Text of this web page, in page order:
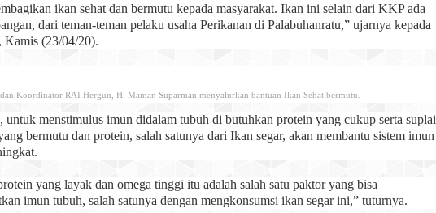
ikan sehat dan bermutu kepada masyarakat. Ikan ini selain dari KKP ada
dari teman-teman pelaku usaha Perikanan di Palabuhanratu,” ujarnya kepada
Kamis (23/04/20).
Koordinator RAI Hergun, H. Maman Suparman menyalurkan bantuan Ikan Sehat bermutu.
untuk menstimulus imun didalam tubuh di butuhkan protein yang cukup serta suplai
bermutu dan protein, salah satunya dari Ikan segar, akan membantu sistem imun
yang layak dan omega tinggi itu adalah salah satu paktor yang bisa
imun tubuh, salah satunya dengan mengkonsumsi ikan segar ini,” tuturnya.